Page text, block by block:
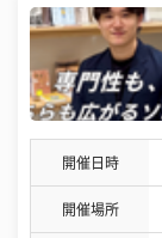
開催日時
開催場所